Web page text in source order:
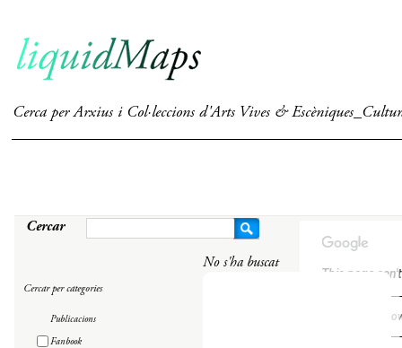
Cerca per Arxius i Col·leccions d'Arts Vives &
Cercar
Cercar per categories
Publicacions
Fanbook
No s'ha buscat
This page
Do you